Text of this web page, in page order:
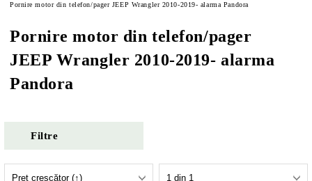
Pornire motor din telefon/pager JEEP Wrangler 2010-2019- alarma Pandora
Pornire motor din telefon/pager
JEEP Wrangler 2010-2019- alarma
Pandora
Filtre